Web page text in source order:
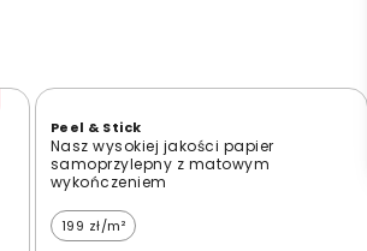
Peel & Stick
Nasz wysokiej jakości papier
samoprzylepny z matowym
wykończeniem
199 zł/m²